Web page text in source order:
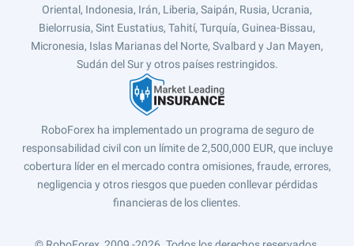
Oriental, Indonesia, Irán, Liberia, Saipán, Rusia, Ucrania,
Bielorrusia, Sint Eustatius, Tahití, Turquía, Guinea-Bissau,
Micronesia, Islas Marianas del Norte, Svalbard y Jan Mayen,
Sudán del Sur y otros países restringidos.
RoboForex ha implementado un programa de seguro de
responsabilidad civil con un límite de 2,500,000 EUR, que incluye
cobertura líder en el mercado contra omisiones, fraude, errores,
negligencia y otros riesgos que pueden conllevar pérdidas
financieras de los clientes.